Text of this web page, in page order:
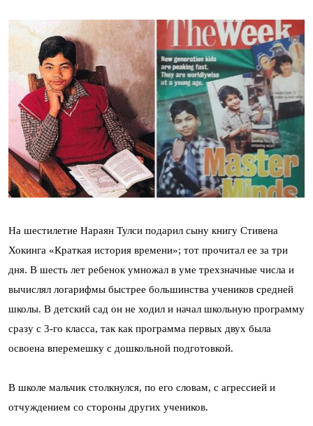
На шестилетие Нараян Тулси подарил сыну книгу Стивена
Хокинга «Краткая история времени»; тот прочитал ее за три
дня. В шесть лет ребенок умножал в уме трехзначные числа и
вычислял логарифмы быстрее большинства учеников средней
школы. В детский сад он не ходил и начал школьную программу
сразу с 3-го класса, так как программа первых двух была
освоена вперемешку с дошкольной подготовкой.
В школе мальчик столкнулся, по его словам, с агрессией и
отчуждением со стороны других учеников.